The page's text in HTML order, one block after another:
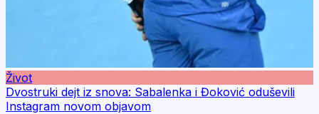
Život
Dvostruki dejt iz snova: Sabalenka i Đoković oduševili
Instagram novom objavom